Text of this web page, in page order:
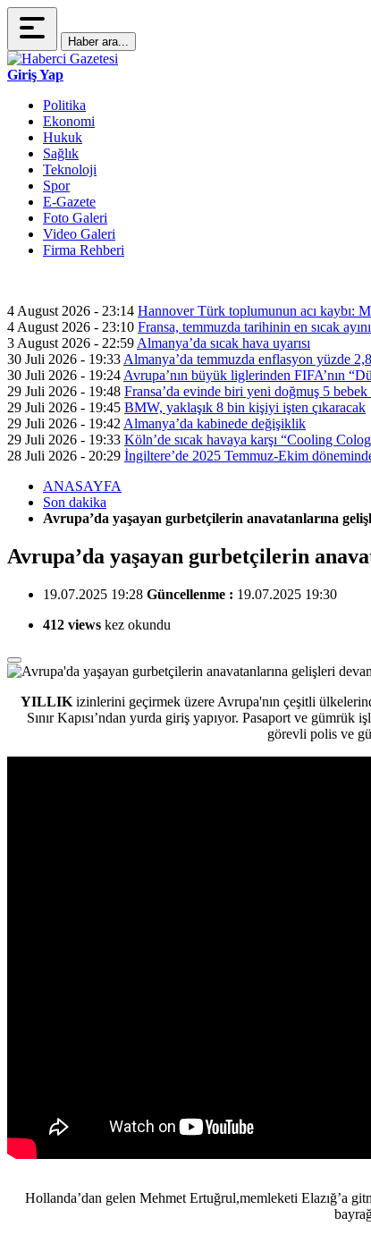
Haber ara...
Giriş Yap
Politika
Ekonomi
Hukuk
Sağlık
Teknoloji
Spor
E-Gazete
Foto Galeri
Video Galeri
Firma Rehberi
4 August 2026 - 23:14 Hannover Türk toplumunun acı kaybı:
4 August 2026 - 23:10 Fransa, temmuzda tarihinin en sıcak
3 August 2026 - 22:59 Almanya’da sıcak hava uyarısı
30 Juli 2026 - 19:33 Almanya’da temmuzda enflasyon yüzde
30 Juli 2026 - 19:24 Avrupa’nın büyük liglerinden FIFA’nın
29 Juli 2026 - 19:48 Fransa’da evinde biri yeni doğmuş 5 bebek
29 Juli 2026 - 19:45 BMW, yaklaşık 8 bin kişiyi işten çıkaracak
29 Juli 2026 - 19:42 Almanya’da kabinede değişiklik
29 Juli 2026 - 19:33 Köln’de sıcak havaya karşı “Cooling
28 Juli 2026 - 20:29 İngiltere’de 2025 Temmuz-Ekim
ANASAYFA
Son dakika
Avrupa’da yaşayan gurbetçilerin anavatanlarına
Avrupa’da yaşayan gurbetçilerin
19.07.2025 19:28 Güncellenme : 19.07.2025 19:30
412 views kez okundu
YILLIKizinlerini geçirmek üzere Avrupa'nın çeşitli
Sınır Kapısı’ndan yurda giriş yapıyor. Pasaport ve
görevli polis ve
Hollanda’dan gelen Mehmet Ertuğrul,memleketi Elazığ’a